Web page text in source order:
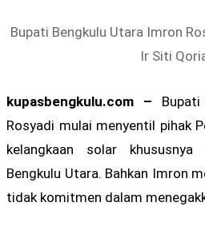
Bupati Bengkulu Utara Imron
Ir Siti
kupasbengkulu.com –
Rosyadi mulai menyentil pihak
kelangkaan solar
Bengkulu Utara. Bahkan Imron
tidak komitmen dalam